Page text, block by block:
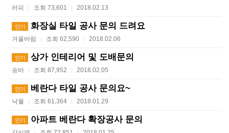
러피 | 조회 73,601 | 2018.02.13
인기 화장실 타일 공사 문의 드려요
겨울바람 | 조회 62,590 | 2018.02.06
인기 상가 인테리어 및 도배문의
송바 | 조회 87,952 | 2018.02.05
인기 베란다 타일 공사 문의요~
낙월 | 조회 61,364 | 2018.01.29
인기 아파트 베란다 확장공사 문의